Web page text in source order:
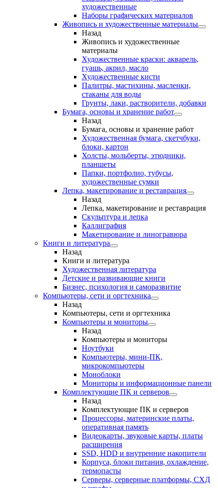
художественные
Наборы графических материалов
Живопись и художественные материалы
Назад
Живопись и художественные
материалы
Художественные краски: акварель,
гуашь, акрил, масло
Художественные кисти
Палитры, мастихины, масленки,
стаканы для воды
Грунты, лаки, растворители, добавки
Бумага, основы и хранение работ
Назад
Бумага, основы и хранение работ
Художественная бумага, скетчбуки,
блоки, картон
Холсты, мольберты, этюдники,
планшеты
Папки, портфолио, тубусы,
художественные сумки
Лепка, макетирование и реставрация
Назад
Лепка, макетирование и реставрация
Скульптура и лепка
Каллиграфия
Макетирование и линогравюра
Книги и литература
Назад
Книги и литература
Художественная литература
Детские и развивающие книги
Бизнес, психология и саморазвитие
Компьютеры, сети и оргтехника
Назад
Компьютеры, сети и оргтехника
Компьютеры и мониторы
Назад
Компьютеры и мониторы
Ноутбуки
Компьютеры, мини-ПК,
микрокомпьютеры
Моноблоки
Мониторы и информационные панели
Комплектующие ПК и серверов
Назад
Комплектующие ПК и серверов
Процессоры, материнские платы,
оперативная память
Видеокарты, звуковые карты, платы
расширения
SSD, HDD и внутренние накопители
Корпуса, блоки питания, охлаждение,
термопасты
Серверы, серверные платформы, СХД